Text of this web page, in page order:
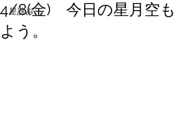
星詠み
4/8(金) 今日の星月空も
よう。